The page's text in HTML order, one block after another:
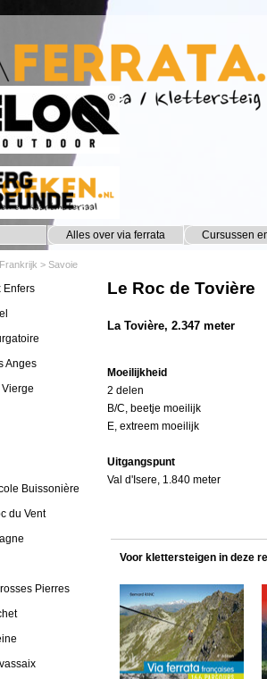
Alles over via ferrata ▼
Cursussen
Frankrijk >Savoie
Enfers
Anges
Buissonière
du Vent
Pierres
Le Roc de Tovière
La Tovière, 2.347 meter
Moeilijkheid
2 delen
B/C, beetje moeilijk
E, extreem moeilijk
Uitgangspunt
Val d'Isere, 1.840 meter
Voor klettersteigen in deze